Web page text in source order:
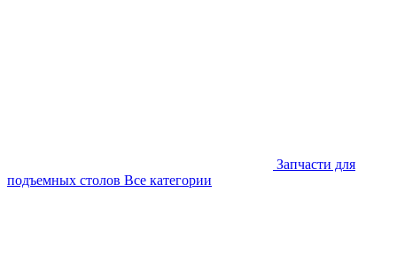
Запчасти для
подъемных столов Все категории